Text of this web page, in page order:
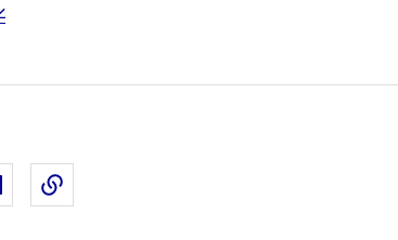
sur LinkedIn
Partager par email